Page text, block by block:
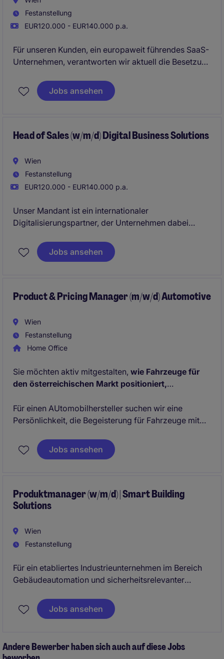
Festanstellung
EUR120.000 - EUR140.000 p.a.
Für unseren Kunden, ein europaweit führendes SaaS-
Unternehmen, verantworten wir aktuell die Besetzung
Executive (w/m/d) für die DACH-Region. Sie sind auf
der Suche nach einer spannenden Aufgabe in einem
Sie hier genau richtig.
Jobs ansehen
Head of Sales (w/m/d) Digital Business Solutions
Wien
Festanstellung
EUR120.000 - EUR140.000 p.a.
Unser Mandant ist ein internationaler
Digitalisierungspartner, der Unternehmen dabei
Business‑Software‑Lösungen effizienter zu gestalten
und durchgehend zu digitalisieren. Das Portfolio
Applikationsentwicklung sowie Cloud‑Services.
Jobs ansehen
Product & Pricing Manager (m/w/d) Automotive
Wien
Festanstellung
Home Office
Sie möchten aktiv mitgestalten, wie Fahrzeuge für
den österreichischen Markt positioniert,
Für einen AUtomobilhersteller suchen wir eine
Persönlichkeit, die Begeisterung für Fahrzeuge mit
Gespür für Markttrends verbindet.
Jobs ansehen
Produktmanager (w/m/d) | Smart Building
Solutions
Wien
Festanstellung
Für ein etabliertes Industrieunternehmen im Bereich
Gebäudeautomation und sicherheitsrelevanter
Persönlichkeit im Produktmanagement.
Jobs ansehen
Andere Bewerber haben sich auch auf diese Jobs